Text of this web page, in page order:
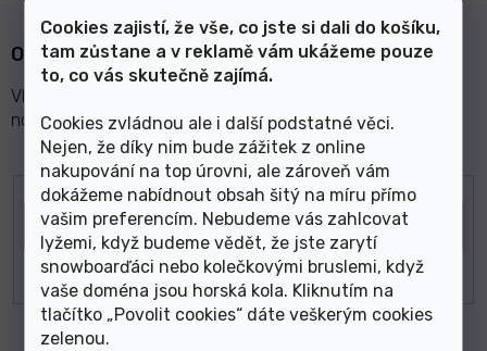
Cookies zajistí, že vše, co jste si dali do košíku,
tam zůstane a v reklamě vám ukážeme pouze
to, co vás skutečně zajímá.
Cookies zvládnou ale i další podstatné věci.
Nejen, že díky nim bude zážitek z online
nakupování na top úrovni, ale zároveň vám
dokážeme nabídnout obsah šitý na míru přímo
vašim preferencím. Nebudeme vás zahlcovat
lyžemi, když budeme vědět, že jste zarytí
snowboarďáci nebo kolečkovými bruslemi, když
vaše doména jsou horská kola. Kliknutím na
tlačítko „Povolit cookies“ dáte veškerým cookies
zelenou.
Odebírat newsletter
Vložte svůj e-mail a my vám budeme zasílat informace o
nových produktech na našem e-shopu.
E-mail